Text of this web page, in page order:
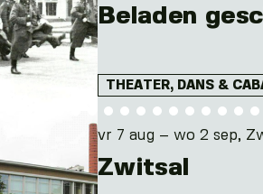
Beladen
THEATER, DANS &
vr 7 aug – wo 2 sep,
Zwitsal